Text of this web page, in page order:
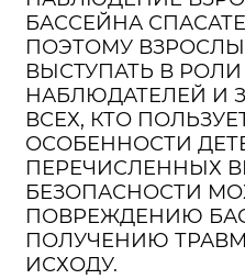
БАССЕЙНА
ПОЭТОМУ
ВЫСТУПАТЬ В
НАБЛЮДАТЕЛЕЙ И
ВСЕХ, КТО
ОСОБЕННОСТИ
ПЕРЕЧИСЛЕННЫХ
БЕЗОПАСНОСТИ
ПОВРЕЖДЕНИЮ
ПОЛУЧЕНИЮ
ИСХОДУ.